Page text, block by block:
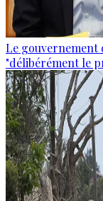
Le gouvernement
"délibérément le